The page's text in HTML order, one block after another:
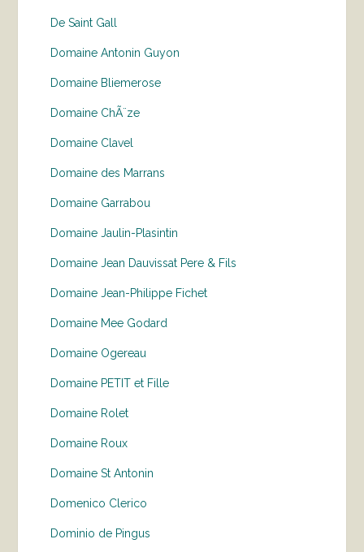
De Saint Gall
Domaine Antonin Guyon
Domaine Bliemerose
Domaine ChÃ¨ze
Domaine Clavel
Domaine des Marrans
Domaine Garrabou
Domaine Jaulin-Plasintin
Domaine Jean Dauvissat Pere & Fils
Domaine Jean-Philippe Fichet
Domaine Mee Godard
Domaine Ogereau
Domaine PETIT et Fille
Domaine Rolet
Domaine Roux
Domaine St Antonin
Domenico Clerico
Dominio de Pingus